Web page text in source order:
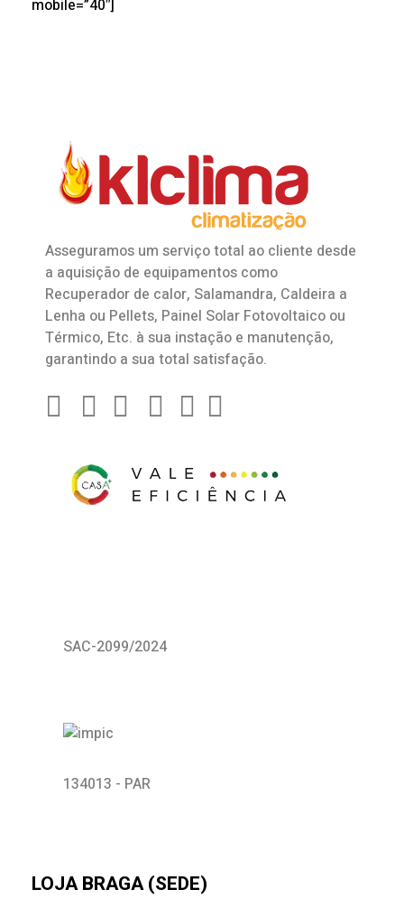
mobile=”40″]
Asseguramos um serviço total ao cliente desde
a aquisição de equipamentos como
Recuperador de calor, Salamandra, Caldeira a
Lenha ou Pellets, Painel Solar Fotovoltaico ou
Térmico, Etc. à sua instação e manutenção,
garantindo a sua total satisfação.
SAC-2099/2024
134013 - PAR
LOJA BRAGA (SEDE)